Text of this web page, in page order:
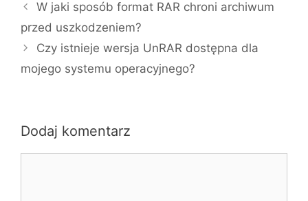
W jaki sposób format RAR chroni archiwum
przed uszkodzeniem?
Czy istnieje wersja UnRAR dostępna dla
mojego systemu operacyjnego?
Dodaj komentarz